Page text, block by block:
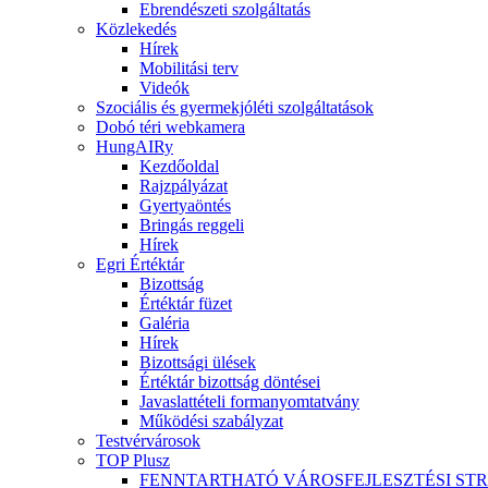
Ebrendészeti szolgáltatás
Közlekedés
Hírek
Mobilitási terv
Videók
Szociális és gyermekjóléti szolgáltatások
Dobó téri webkamera
HungAIRy
Kezdőoldal
Rajzpályázat
Gyertyaöntés
Bringás reggeli
Hírek
Egri Értéktár
Bizottság
Értéktár füzet
Galéria
Hírek
Bizottsági ülések
Értéktár bizottság döntései
Javaslattételi formanyomtatvány
Működési szabályzat
Testvérvárosok
TOP Plusz
FENNTARTHATÓ VÁROSFEJLESZTÉSI